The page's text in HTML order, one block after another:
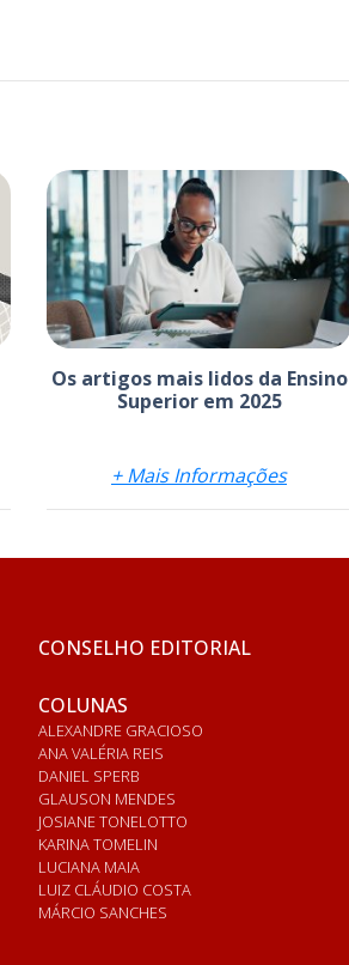
Os artigos mais lidos da Ensino
Superior em 2025
+ Mais Informações
CONSELHO EDITORIAL
COLUNAS
ALEXANDRE GRACIOSO
ANA VALÉRIA REIS
DANIEL SPERB
GLAUSON MENDES
JOSIANE TONELOTTO
KARINA TOMELIN
LUCIANA MAIA
LUIZ CLÁUDIO COSTA
MÁRCIO SANCHES